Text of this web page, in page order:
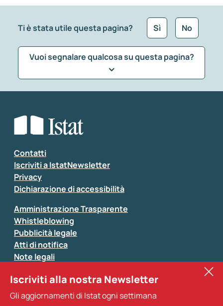
Ti è stata utile questa pagina? Sì No
Vuoi segnalare qualcosa su questa pagina?
Seleziona la tipologia della segnalazione
Inserisci il tuo commento
Si prega di non fornire dati di natura personale (ad
Contatti
Iscriviti a IstatNewsletter
Privacy
Dichiarazione di accessibilità
Amministrazione Trasparente
Whistleblowing
Pubblicità legale
Atti di notifica
Note legali
Sistan
Altri servizi
Iscriviti alla nostra Newsletter
Gli aggiornamenti di Istat ogni settimana